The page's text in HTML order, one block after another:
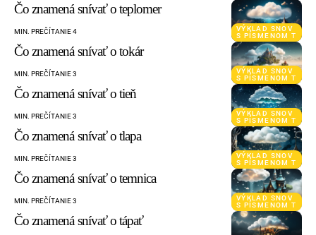
VÝKLAD SNOV
S PÍSMENOM T
Čo znamená snívať o teplomer
MIN. PREČÍTANIE 4
VÝKLAD SNOV
S PÍSMENOM T
Čo znamená snívať o tokár
MIN. PREČÍTANIE 3
VÝKLAD SNOV
S PÍSMENOM T
Čo znamená snívať o tieň
MIN. PREČÍTANIE 3
VÝKLAD SNOV
S PÍSMENOM T
Čo znamená snívať o tlapa
MIN. PREČÍTANIE 3
VÝKLAD SNOV
S PÍSMENOM T
Čo znamená snívať o temnica
MIN. PREČÍTANIE 3
Čo znamená snívať o tápať